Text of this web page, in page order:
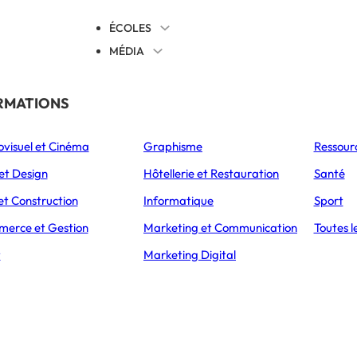
ÉCOLES
MÉDIA
Éducation
L’Express Éducation
Bachelors
Masters
et Cinéma
Design
Construction
et Gestion
Graphisme
Hôtellerie et Restauration
Informatique
Marketing et Communication
Marketing Digital
Santé
Sport
Toutes
Humaines